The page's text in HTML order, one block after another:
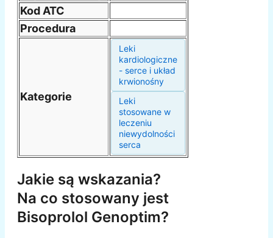
Kod ATC
Procedura
Kategorie
Leki
kardiologiczne
- serce i układ
krwionośny
Leki
stosowane w
leczeniu
niewydolności
serca
Jakie są wskazania?
Na co stosowany jest
Bisoprolol Genoptim?